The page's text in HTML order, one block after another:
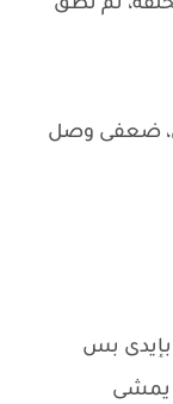
ثم نطق
ضعفى وصل
بإيدى بس
يمشى